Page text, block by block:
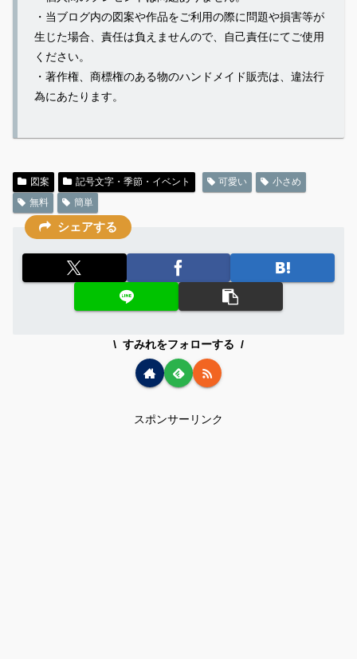
・当ブログ内の図案や作品をご利用の際に問題や損害等が
生じた場合、責任は負えませんので、自己責任にてご使用
ください。
・著作権、商標権のある物のハンドメイド販売は、違法行
為にあたります。
図案 記号文字・季節・イベント 可愛い
小さめ
無料
簡単
シェアする
すみれをフォローする
スポンサーリンク